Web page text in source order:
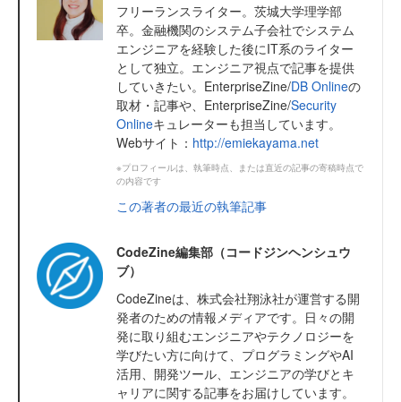
フリーランスライター。茨城大学理学部
卒。金融機関のシステム子会社でシステム
エンジニアを経験した後にIT系のライター
として独立。エンジニア視点で記事を提供
していきたい。EnterpriseZine/DB Onlineの
取材・記事や、EnterpriseZine/Security
Onlineキュレーターも担当しています。
Webサイト： http://emiekayama.net
※プロフィールは、執筆時点、または直近の記事の寄稿時点で
の内容です
この著者の最近の執筆記事
CodeZine編集部（コードジンヘンシュウ
ブ）
CodeZineは、株式会社翔泳社が運営する開
発者のための情報メディアです。日々の開
発に取り組むエンジニアやテクノロジーを
学びたい方に向けて、プログラミングやAI
活用、開発ツール、エンジニアの学びとキ
ャリアに関する記事をお届けしています。